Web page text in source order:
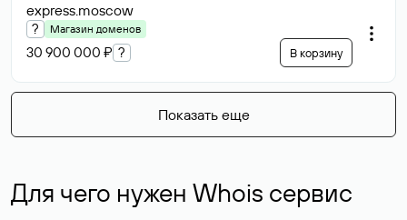
express.moscow
? Магазин доменов
30 900 000 ₽ ? В корзину
Показать еще
Для чего нужен Whois сервис